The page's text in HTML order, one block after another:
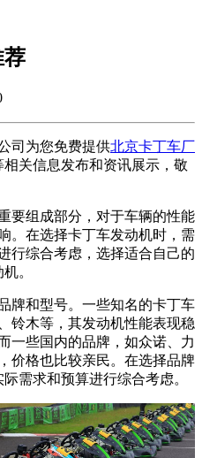
荐
司为您免费提供北京卡丁车厂
关信息发布和资讯展示，敬
要组成部分，对于车辆的性能
。在选择卡丁车发动机时，需
行综合考虑，选择适合自己的
。
牌和型号。一些知名的卡丁车
铃木等，其发动机性能表现稳
一些国内的品牌，如众诺、力
价格也比较亲民。在选择品牌
需求和预算进行综合考虑。